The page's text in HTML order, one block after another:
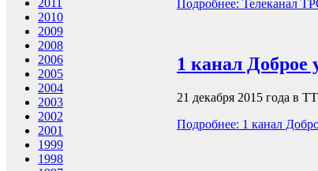
2011
2010
2009
2008
2006
2005
2004
2003
2002
2001
1999
1998
Подробнее: Телеканал
1 канал Доброе
21 декабря 2015 года в
Подробнее: 1 канал